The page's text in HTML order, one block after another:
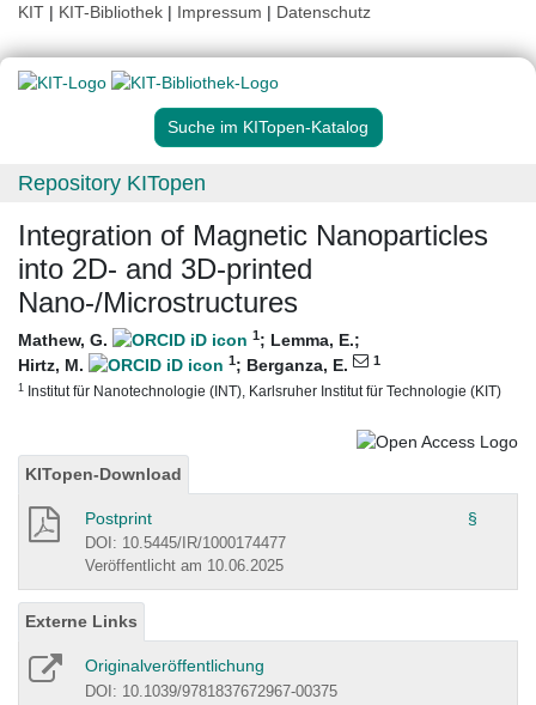
KIT | KIT-Bibliothek | Impressum | Datenschutz
Suche im KITopen-Katalog
Repository KITopen
Integration of Magnetic Nanoparticles
into 2D- and 3D-printed
Nano-/Microstructures
Mathew, G. 1; Lemma, E.;
Hirtz, M.
1; Berganza, E. 1
1 Institut für Nanotechnologie (INT), Karlsruher Institut für Technologie (KIT)
KITopen-Download
Postprint §
DOI: 10.5445/IR/1000174477
Veröffentlicht am 10.06.2025
Externe Links
Originalveröffentlichung
DOI: 10.1039/9781837672967-00375